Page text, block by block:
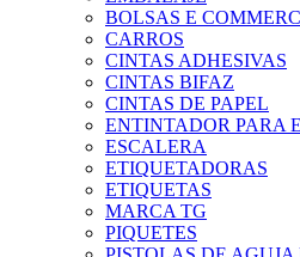
BOLSAS E
CARROS
CINTAS ADHESIVAS
CINTAS BIFAZ
CINTAS DE PAPEL
ENTINTADOR PARA
ESCALERA
ETIQUETADORAS
ETIQUETAS
MARCA TG
PIQUETES